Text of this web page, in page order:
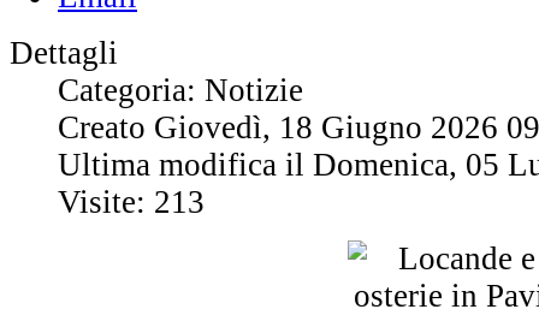
Dettagli
Categoria: Notizie
Creato Giovedì, 18 Giugno 2026
Ultima modifica il Domenica, 05
Visite: 213